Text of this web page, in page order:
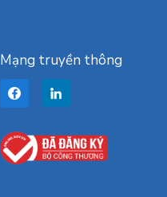
Mạng truyền thông